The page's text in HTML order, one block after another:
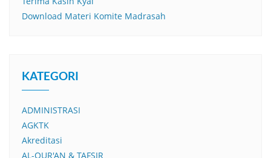
Download Materi Komite Madrasah
KATEGORI
ADMINISTRASI
AGKTK
Akreditasi
AL-QUR'AN & TAFSIR